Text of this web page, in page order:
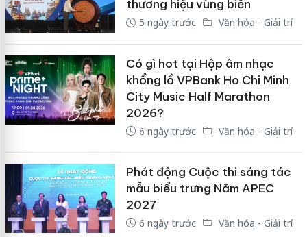
thương hiệu vùng biển
5 ngày trước Văn hóa - Giải trí
Có gì hot tại Hộp âm nhạc
khổng lồ VPBank Ho Chi Minh
City Music Half Marathon
2026?
6 ngày trước Văn hóa - Giải trí
Phát động Cuộc thi sáng tác
mẫu biểu trưng Năm APEC
2027
6 ngày trước Văn hóa - Giải trí